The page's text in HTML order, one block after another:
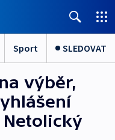
Sport SLEDOVAT
výběr,
Netolický